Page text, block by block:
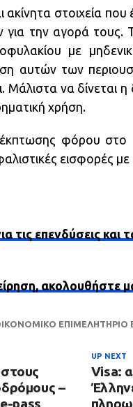
ακίνητα στοιχεία
για την αγορά
με
αυτών των
να δίνεται η
χρήση.
φόρου
εισφορές
τις επενδύσεις
ακολουθήστε
ΕΠΙΜΕΛΗΤΗΡΙΟ
UP NEXT
Visa:
–
pass